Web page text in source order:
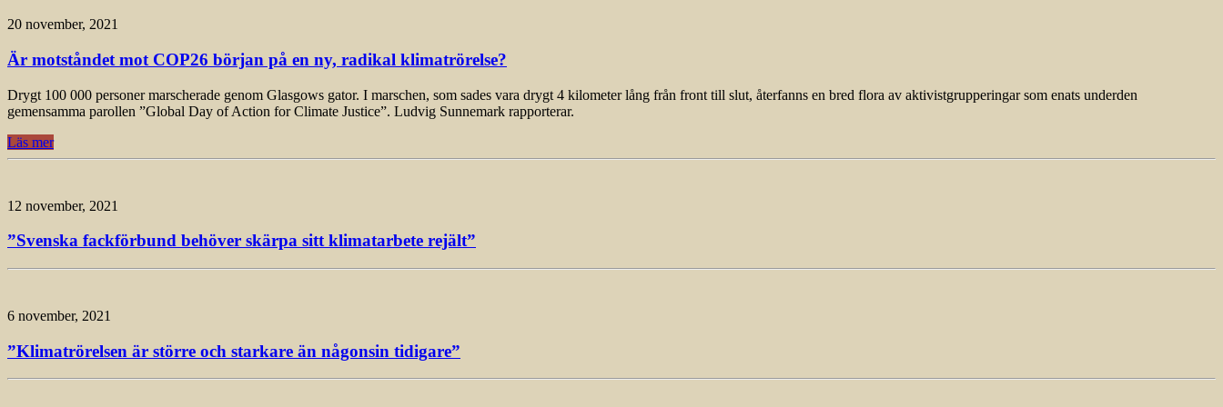
20 november, 2021
Är motståndet mot COP26 början på en ny, radikal klimatrörelse?
Drygt 100 000 personer marscherade genom Glasgows gator. I marschen, som sades vara drygt 4 kilometer lång från front till slut, återfanns en bred flora av aktivistgrupperingar som enats underden
gemensamma parollen ”Global Day of Action for Climate Justice”. Ludvig Sunnemark rapporterar.
Läs mer
12 november, 2021
”Svenska fackförbund behöver skärpa sitt klimatarbete rejält”
6 november, 2021
”Klimatrörelsen är större och starkare än någonsin tidigare”